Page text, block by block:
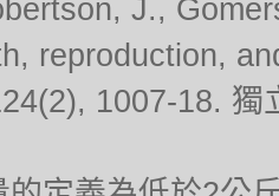
J.,
reproduction,
1007-18.